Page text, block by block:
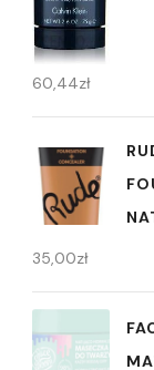
60,44zł
35,00zł